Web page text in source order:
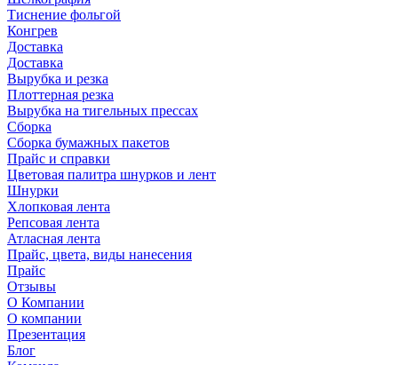
Тиснение фольгой
Конгрев
Доставка
Доставка
Вырубка и резка
Плоттерная резка
Вырубка на тигельных прессах
Сборка
Сборка бумажных пакетов
Прайс и справки
Цветовая палитра шнурков и лент
Шнурки
Хлопковая лента
Репсовая лента
Атласная лента
Прайс, цвета, виды нанесения
Прайс
Отзывы
О Компании
О компании
Презентация
Блог